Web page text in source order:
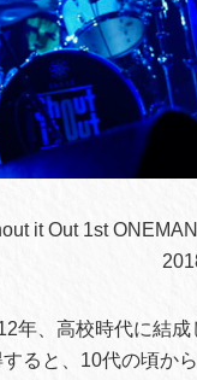
it Out 1st
年、高校時代に結
ると、10代の頃か